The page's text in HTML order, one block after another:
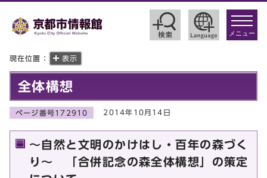
toggle
メニュー
現在位置： 表示
全体構想
ページ番号172910 2014年10月14日
～自然と文明のかけはし・百年の森づく
り～ 「合併記念の森全体構想」の策定